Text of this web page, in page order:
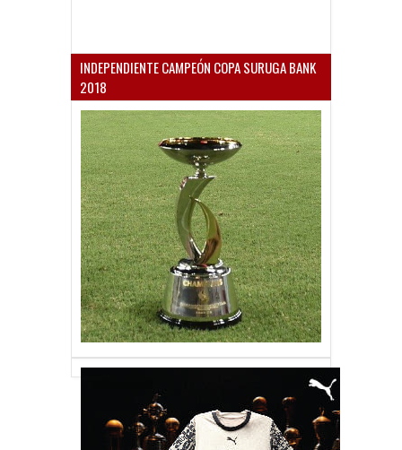
INDEPENDIENTE CAMPEÓN COPA SURUGA BANK
2018